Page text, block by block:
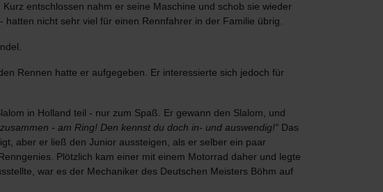
entschlossen nahm er seine Maschine und schob sie wieder
nicht sehr viel für einen Rennfahrer in der Familie übrig.
Rennen hatte er aufgegeben. Er interessierte sich jedoch für
in Holland teil - nur zum Spaß. Er gewann den Slalom, und
- am Ring! Den kennst du doch in- und auswendig!“ Das
aber er ließ den Junior aussteigen, als er selber ein paar
Plötzlich kam einer mit einem Motorrad daher und legte
war es der Mechaniker des Deutschen Meisters Böhm auf